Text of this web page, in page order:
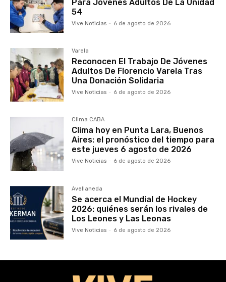
Para Jóvenes Adultos De La Unidad
54
Vive Noticias - 6 de agosto de 2026
Varela
Reconocen El Trabajo De Jóvenes
Adultos De Florencio Varela Tras
Una Donación Solidaria
Vive Noticias - 6 de agosto de 2026
Clima CABA
Clima hoy en Punta Lara, Buenos
Aires: el pronóstico del tiempo para
este jueves 6 agosto de 2026
Vive Noticias - 6 de agosto de 2026
Avellaneda
Se acerca el Mundial de Hockey
2026: quiénes serán los rivales de
Los Leones y Las Leonas
Vive Noticias - 6 de agosto de 2026